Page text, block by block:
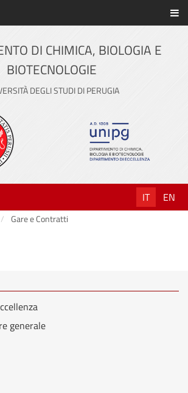
servizi web di Ateneo
DI CHIMICA, BIOLOGIA E
BIOTECNOLOGIE
DEGLI STUDI DI PERUGIA
IT EN
Gare e Contratti
generale